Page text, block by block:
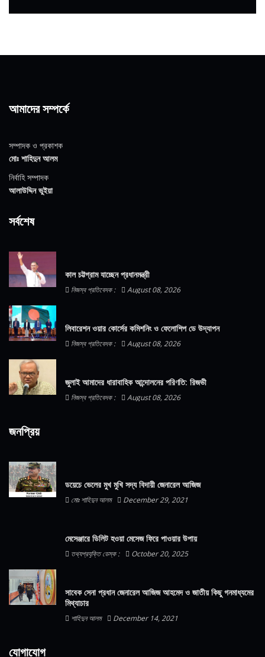
আমাদের সম্পর্কে
সম্পাদক ও প্রকাশক
মোঃ শাহিদুন আলম
নির্বাহি সম্পাদক
আলাউদ্দিন ভুইয়া
সর্বশেষ
কাল চট্টগ্রাম যাচ্ছেন প্রধানমন্ত্রী
নিজস্ব প্রতিবেদক : August 08, 2026
লিবারেশন ওয়ার কোর্সের কমিশনিং ও ফেলোশিপ ডে উদ্‌যাপন
নিজস্ব প্রতিবেদক : August 08, 2026
জুলাই আমাদের ধারাবাহিক আন্দোলনের পরিণতি: রিজভী
নিজস্ব প্রতিবেদক : August 08, 2026
জনপ্রিয়
ডয়েচে ভেলের মুখ মুখি সদ্য বিদায়ী জেনারেল আজিজ
মোঃ শাহিদুন আলম December 29, 2021
মেসেঞ্জারে ডিলিট হওয়া মেসেজ ফিরে পাওয়ার উপায়
তথ্যপ্রযুক্তি ডেস্ক : October 20, 2025
সাবেক সেনা প্রধান জেনারেল আজিজ আহমেদ ও জাতীয় কিছু গনমাধ্যমের
মিথ্যাচার
শাহিদুন আলম December 14, 2021
যোগাযোগ